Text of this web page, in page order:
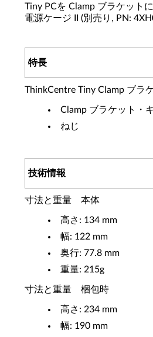
Tiny PCを Clamp ブラケット
電源ケージ II (別売り, PN:
特長
ThinkCentre Tiny Clamp ブラ
Clamp ブラケット・
ねじ
技術情報
寸法と重量 本体
高さ: 134 mm
幅: 122 mm
奥行: 77.8 mm
重量: 215g
寸法と重量 梱包時
高さ: 234 mm
幅: 190 mm